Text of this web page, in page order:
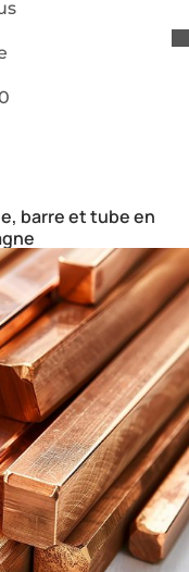
barre et tube en